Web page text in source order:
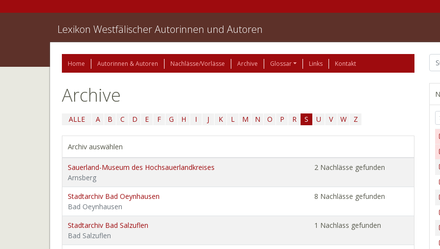
Lexikon Westfälischer Autorinnen und Autoren
Home Autorinnen & Autoren Nachlässe/Vorlässe Archive Glossar Links Kontakt
Archive
ALLE A B C D E F G H I J K L M N O P R S U V W Z
Archiv auswählen
Sauerland-Museum des Hochsauerlandkreises
Arnsberg
2 Nachlässe gefunden
Stadtarchiv Bad Oeynhausen
Bad Oeynhausen
8 Nachlässe gefunden
Stadtarchiv Bad Salzuflen
Bad Salzuflen
1 Nachlass gefunden